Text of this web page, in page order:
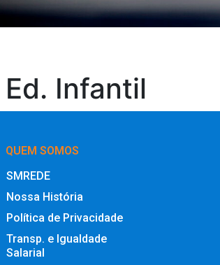
Infantil
QUEM SOMOS
SMREDE
Nossa História
Política de Privacidade
Transp. e Igualdade
Salarial